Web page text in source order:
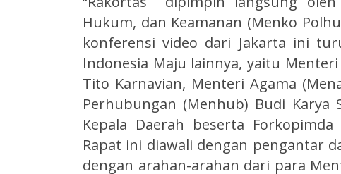
Hukum, dan Keamanan (Menko
konferensi video dari Jakarta ini
Indonesia Maju lainnya, yaitu
Tito Karnavian, Menteri Agama
Perhubungan (Menhub) Budi
Kepala Daerah beserta
Rapat ini diawali dengan pengantar
dengan arahan-arahan dari para